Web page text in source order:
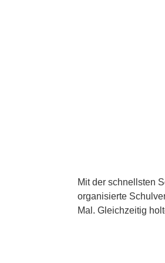
Mit der schnellsten
organisierte
Mal. Gleichzeitig